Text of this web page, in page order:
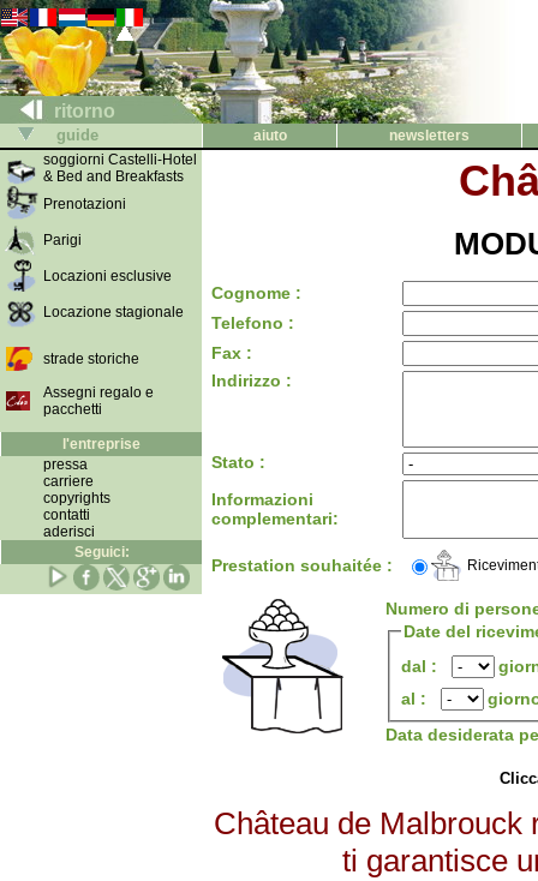
ritorno
guide aiuto
newsletters
soggiorni Castelli-Hotel
& Bed and Breakfasts
Prenotazioni
Parigi
Locazioni esclusive
Locazione stagionale
strade storiche
Assegni regalo e
pacchetti
l'entreprise
pressa
carriere
copyrights
contatti
aderisci
Seguici:
Cognome :
Telefono :
Fax :
Indirizzo :
Stato :
Informazioni
complementari:
Prestation souhaitée :
Numero di
Date del
dal :
al :
Data desiderata
Château de Malbrouck
ti garantisce